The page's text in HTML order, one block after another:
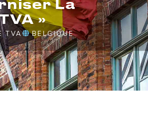
La
»
TVA BELGIQUE